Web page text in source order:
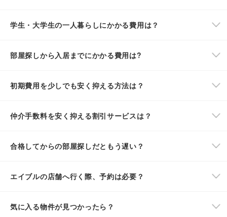
学生・大学生の一人暮らしにかかる費用は？
部屋探しから入居までにかかる費用は?
初期費用を少しでも安く抑える方法は？
仲介手数料を安く抑える割引サービスは？
合格してからの部屋探しだともう遅い？
エイブルの店舗へ行く際、予約は必要？
気に入る物件が見つかったら？